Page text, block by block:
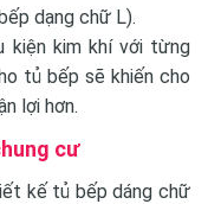
dạng chữ L).
kiện kim khí với từng
tủ bếp sẽ khiến cho
lợi hơn.
cư
kế tủ bếp dáng chữ